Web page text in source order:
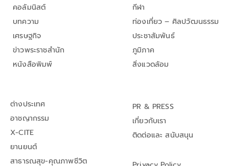
คอลัมนิสต์
บทความ
เศรษฐกิจ
ข่าวพระราชสำนัก
หนังสือพิมพ์
กีฬา
ท่องเที่ยว – ศิลปวัฒนธรรม
ประชาสัมพันธ์
ภูมิภาค
สิ่งแวดล้อม
ต่างประเทศ
อาชญากรรม
X-CITE
ยานยนต์
สาธารณสุข-คุณภาพชีวิต
PR & PRESS
เกี่ยวกับเรา
ติดต่อและ สนับสนุน